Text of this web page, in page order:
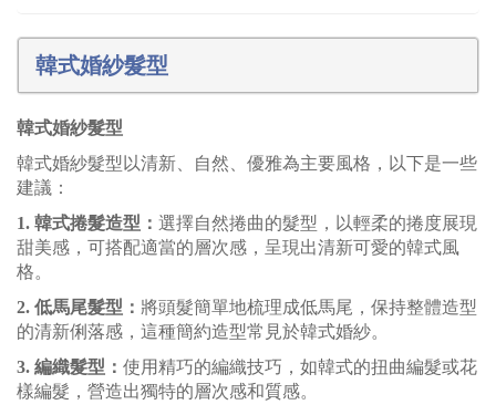
韓式婚紗髮型
韓式婚紗髮型
韓式婚紗髮型以清新、自然、優雅為主要風格，以下是一些
建議：
1. 韓式捲髮造型： 選擇自然捲曲的髮型，以輕柔的捲度展現
甜美感，可搭配適當的層次感，呈現出清新可愛的韓式風
格。
2. 低馬尾髮型： 將頭髮簡單地梳理成低馬尾，保持整體造型
的清新俐落感，這種簡約造型常見於韓式婚紗。
3. 編織髮型： 使用精巧的編織技巧，如韓式的扭曲編髮或花
樣編髮，營造出獨特的層次感和質感。